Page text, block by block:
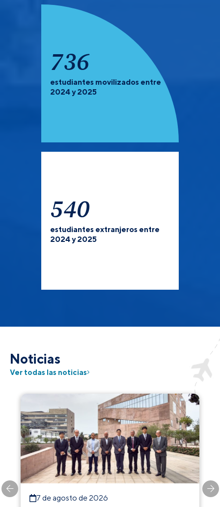
934
estudiantes movilizados entre
2024 y 2025
540
estudiantes extranjeros entre
2024 y 2025
Noticias
Ver todas las noticias
7 de agosto de 2026
PREGRADO Y POSGRADO:Recuerda que debes de
verificar las universidades que tienen convocatoria